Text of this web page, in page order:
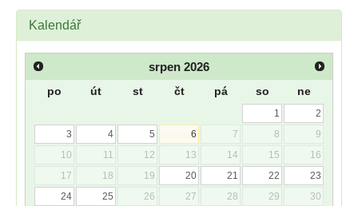
Kalendář
srpen 2026
po út st čt pá so ne
1
2
3
4 5 6 7 8
9
10
11 12 13 14 15
16
17
18 19 20 21 22
23
24
25 26 27 28 29
30